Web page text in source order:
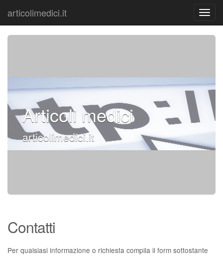
articolimedici.it
Articoli medici
articolimedici.it
Contatti
Per qualsiasi informazione o richiesta compila il form sottostante